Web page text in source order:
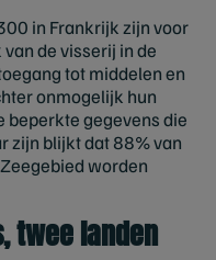
in Frankrijk zijn voor
de visserij in de
tot middelen en
onmogelijk hun
beperkte gegevens die
zijn blijkt dat 88% van
worden
twee landen